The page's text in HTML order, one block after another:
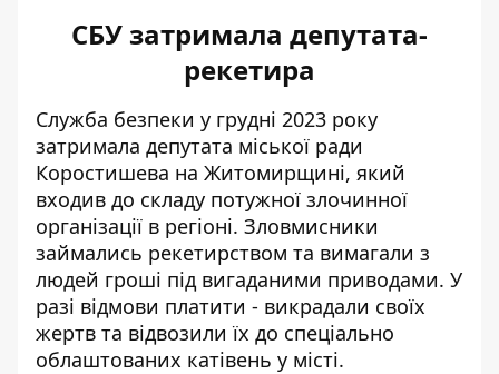
СБУ затримала депутата-
рекетира
Служба безпеки у грудні 2023 року
затримала депутата міської ради
Коростишева на Житомирщині, який
входив до складу потужної злочинної
організації в регіоні. Зловмисники
займались рекетирством та вимагали з
людей гроші під вигаданими приводами. У
разі відмови платити - викрадали своїх
жертв та відвозили їх до спеціально
облаштованих катівень у місті.